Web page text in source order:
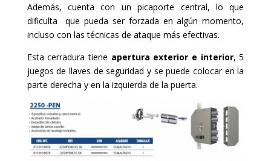
Además, cuenta con un picaporte central, lo que
dificulta que pueda ser forzada en algún momento,
incluso con las técnicas de ataque más efectivas.
Esta cerradura tiene apertura exterior e interior, 5
juegos de llaves de seguridad y se puede colocar en la
parte derecha y en la izquierda de la puerta.